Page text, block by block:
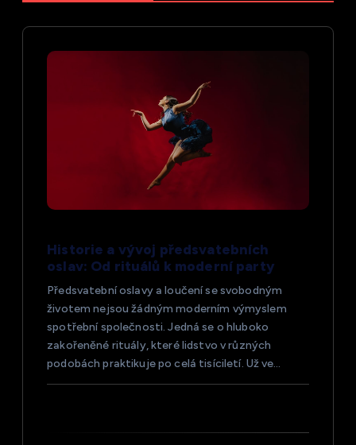
e
Historie a vývoj předsvatebních
oslav: Od rituálů k moderní party
Předsvatební oslavy a loučení se svobodným
životem nejsou žádným moderním výmyslem
spotřební společnosti. Jedná se o hluboko
zakořeněné rituály, které lidstvo v různých
podobách praktikuje po celá tisíciletí. Už ve…